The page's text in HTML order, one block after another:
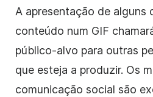
A apresentação de alguns
conteúdo num GIF
público-alvo para outras
que esteja a produzir. Os
comunicação social são